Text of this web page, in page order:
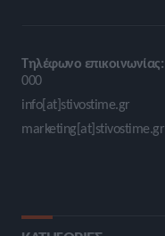
Τηλέφωνο επικοινωνίας:
000
info[at]stivostime.gr
marketing[at]stivostime.gr